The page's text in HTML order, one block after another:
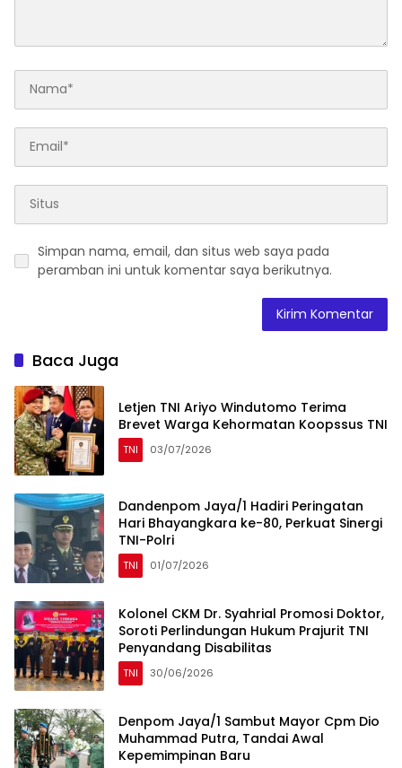
Simpan nama, email, dan situs web saya pada
peramban ini untuk komentar saya berikutnya.
Baca Juga
Letjen TNI Ariyo Windutomo Terima
Brevet Warga Kehormatan Koopssus TNI
TNI 03/07/2026
Dandenpom Jaya/1 Hadiri Peringatan
Hari Bhayangkara ke-80, Perkuat Sinergi
TNI-Polri
TNI 01/07/2026
Kolonel CKM Dr. Syahrial Promosi Doktor,
Soroti Perlindungan Hukum Prajurit TNI
Penyandang Disabilitas
TNI 30/06/2026
Denpom Jaya/1 Sambut Mayor Cpm Dio
Muhammad Putra, Tandai Awal
Kepemimpinan Baru